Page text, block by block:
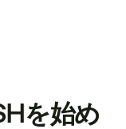
を始め